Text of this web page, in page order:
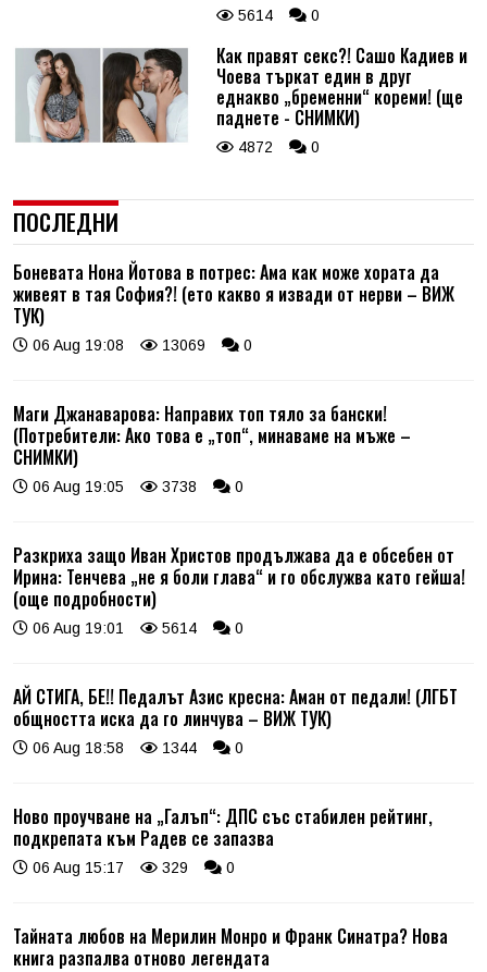
5614 0
Как правят секс?! Сашо Кадиев и
Чоева търкат един в друг
еднакво „бременни“ кореми! (ще
паднете - СНИМКИ)
4872 0
ПОСЛЕДНИ
Боневата Нона Йотова в потрес: Ама как може хората да
живеят в тая София?! (ето какво я извади от нерви – ВИЖ
ТУК)
06 Aug 19:08 13069 0
Маги Джанаварова: Направих топ тяло за бански!
(Потребители: Ако това е „топ“, минаваме на мъже –
СНИМКИ)
06 Aug 19:05 3738 0
Разкриха защо Иван Христов продължава да е обсебен от
Ирина: Тенчева „не я боли глава“ и го обслужва като гейша!
(още подробности)
06 Aug 19:01 5614 0
АЙ СТИГА, БЕ!! Педалът Азис кресна: Аман от педали! (ЛГБТ
общността иска да го линчува – ВИЖ ТУК)
06 Aug 18:58 1344 0
Ново проучване на „Галъп“: ДПС със стабилен рейтинг,
подкрепата към Радев се запазва
06 Aug 15:17 329 0
Тайната любов на Мерилин Монро и Франк Синатра? Нова
книга разпалва отново легендата